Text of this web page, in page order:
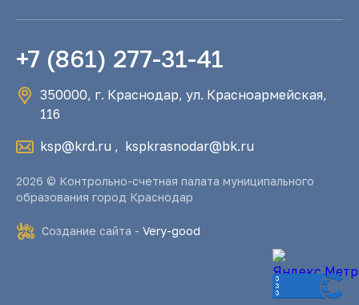
+7 (861) 277-31-41
350000, г. Краснодар, ул. Красноармейская,
116
ksp@krd.ru , kspkrasnodar@bk.ru
2026 © Контрольно-счетная палата муниципального
образования город Краснодар
Создание сайта - Very-good